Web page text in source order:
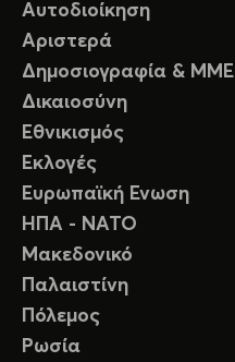
Αυτοδιοίκηση
Αριστερά
Δημοσιογραφία & ΜΜΕ
Δικαιοσύνη
Εθνικισμός
Εκλογές
Ευρωπαϊκή Ενωση
ΗΠΑ - ΝΑΤΟ
Μακεδονικό
Παλαιστίνη
Πόλεμος
Ρωσία